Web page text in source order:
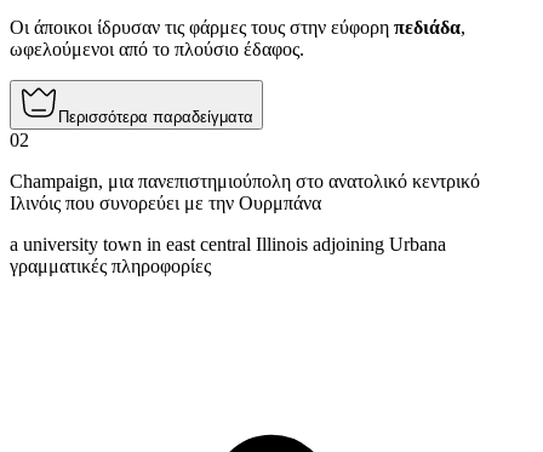
Οι άποικοι ίδρυσαν τις φάρμες τους στην εύφορη πεδιάδα,
ωφελούμενοι από το πλούσιο έδαφος.
Περισσότερα παραδείγματα
02
Champaign, μια πανεπιστημιούπολη στο ανατολικό κεντρικό
Ιλινόις που συνορεύει με την Ουρμπάνα
a university town in east central Illinois adjoining Urbana
γραμματικές πληροφορίες